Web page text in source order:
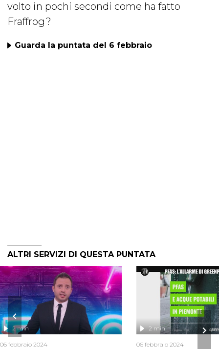
volto in pochi secondi come ha fatto
Fraffrog?
Guarda la puntata del 6 febbraio
ALTRI SERVIZI DI QUESTA PUNTATA
2 min
06 febbraio 2024
2 min
06 febbraio 2024